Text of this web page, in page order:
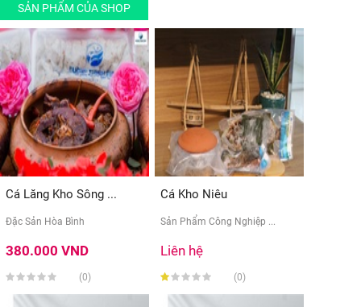
SẢN PHẨM CỦA SHOP
Cá Lăng Kho Sông ...
Đặc Sản Hòa Bình
380.000 VND
(0)
Cá Kho Niêu
Sản Phẩm Công Nghiệp ...
Liên hệ
(0)